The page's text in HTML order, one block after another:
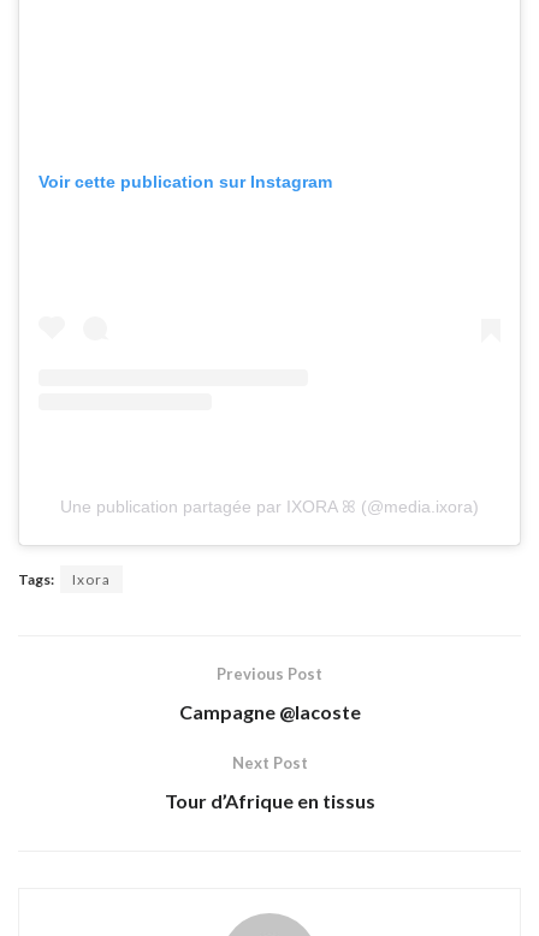
Voir cette publication sur Instagram
Une publication partagée par IXORA ꕤ (@media.ixora)
Tags: Ixora
Previous Post
Campagne @lacoste
Next Post
Tour d’Afrique en tissus